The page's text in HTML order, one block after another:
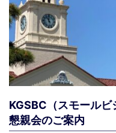
KGSBC（スモールビ
懇親会のご案内